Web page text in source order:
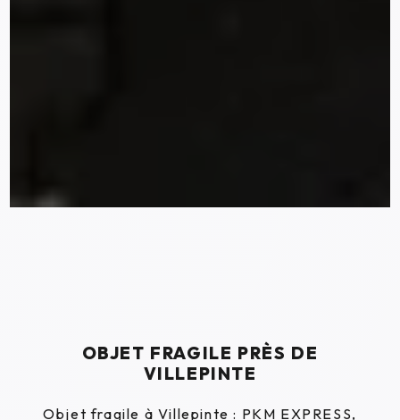
OBJET FRAGILE PRÈS DE
VILLEPINTE
Objet fragile à Villepinte : PKM EXPRESS,